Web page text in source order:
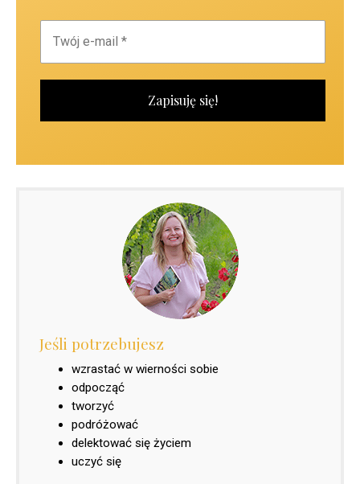
Jeśli potrzebujesz
wzrastać w wierności sobie
odpocząć
tworzyć
podróżować
delektować się życiem
uczyć się